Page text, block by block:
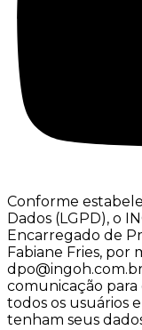
Conforme
Dados (LGPD), o
Encarregado de
Fabiane Fries, por
comunicação para
todos os usuários
tenham seus